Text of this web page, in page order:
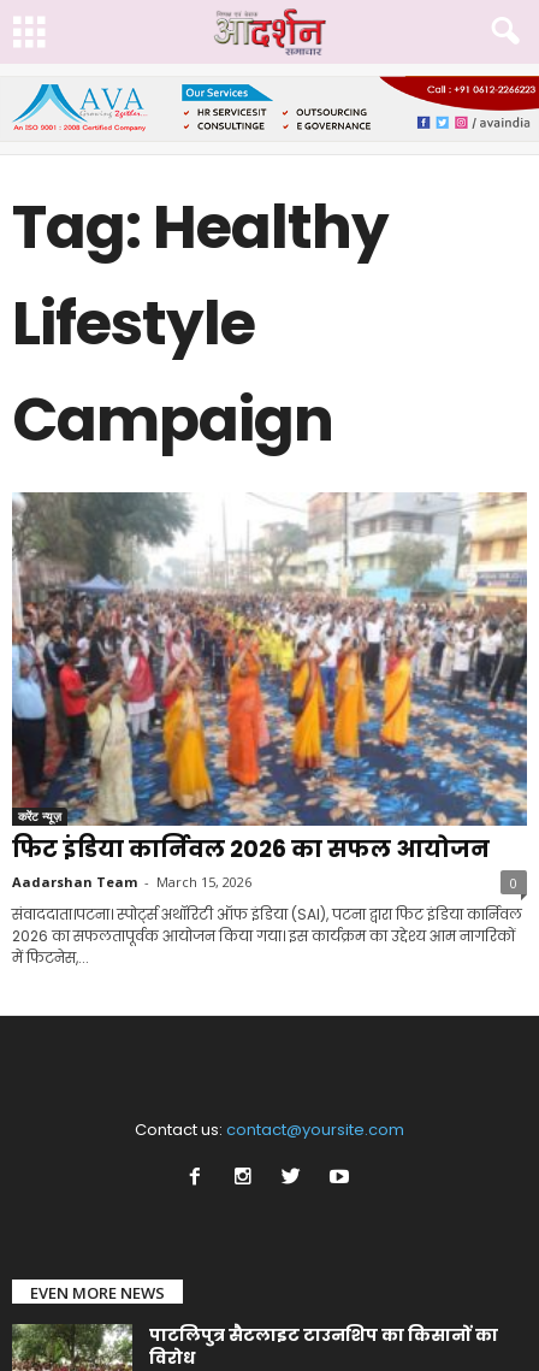
Tag: Healthy
Lifestyle
Campaign
करेंट न्यूज़
फिट इंडिया कार्निवल 2026 का सफल आयोजन
Aadarshan Team - March 15, 2026 0
संवाददाता।पटना। स्पोर्ट्स अथॉरिटी ऑफ इंडिया (SAI), पटना द्वारा फिट इंडिया कार्निवल
2026 का सफलतापूर्वक आयोजन किया गया। इस कार्यक्रम का उद्देश्य आम नागरिकों
में फिटनेस,...
Contact us: contact@yoursite.com
EVEN MORE NEWS
पाटलिपुत्र सैटलाइट टाउनशिप का किसानों का
विरोध